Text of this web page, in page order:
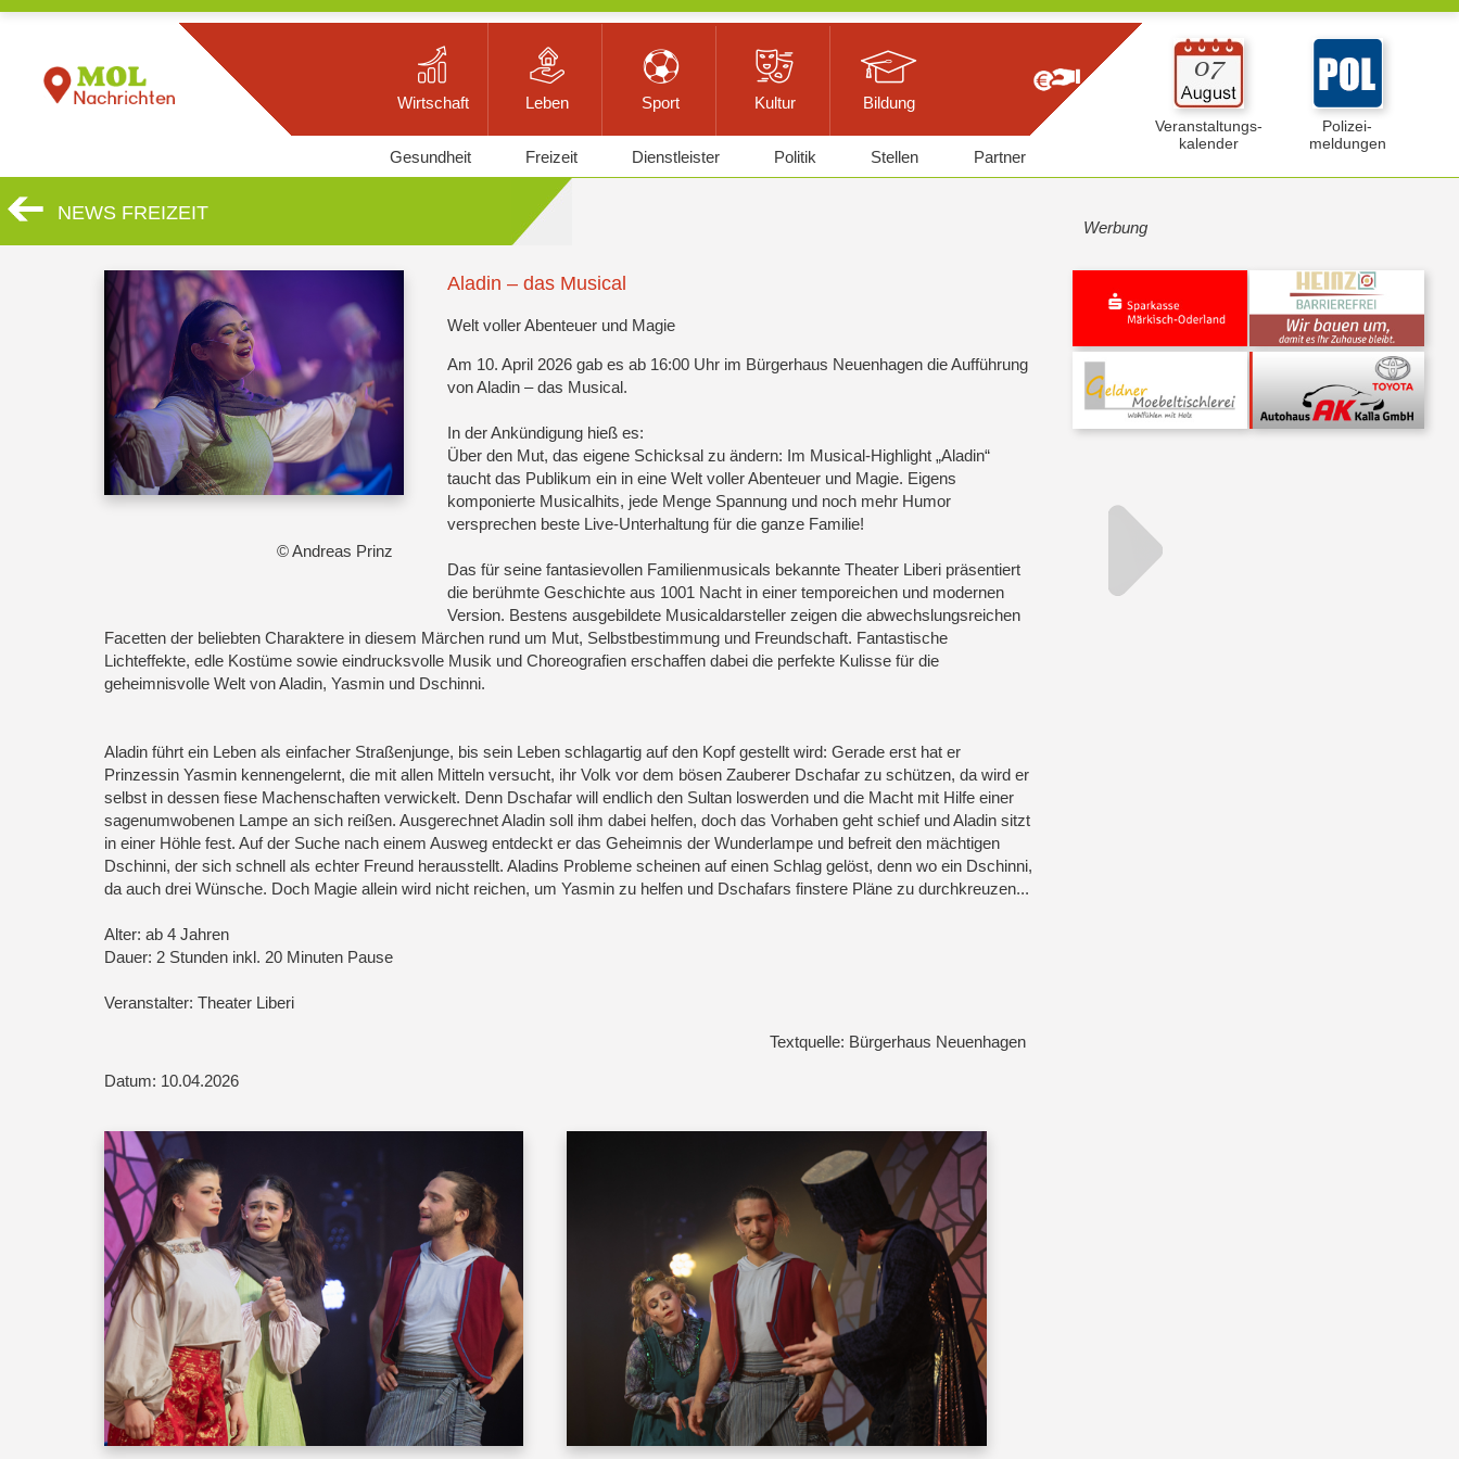
Wirtschaft Leben Sport Kultur Bildung
Veranstaltungs-
kalender
Polizei-
meldungen
Gesundheit Freizeit Dienstleister Politik Stellen Partner
NEWS FREIZEIT
© Andreas Prinz
Aladin – das Musical
Welt voller Abenteuer und Magie
Am 10. April 2026 gab es ab 16:00 Uhr im Bürgerhaus Neuenhagen die Aufführung
von Aladin – das Musical.
In der Ankündigung hieß es:
Über den Mut, das eigene Schicksal zu ändern: Im Musical-Highlight „Aladin“
taucht das Publikum ein in eine Welt voller Abenteuer und Magie. Eigens
komponierte Musicalhits, jede Menge Spannung und noch mehr Humor
versprechen beste Live-Unterhaltung für die ganze Familie!
Das für seine fantasievollen Familienmusicals bekannte Theater Liberi präsentiert
die berühmte Geschichte aus 1001 Nacht in einer temporeichen und modernen
Version. Bestens ausgebildete Musicaldarsteller zeigen die abwechslungsreichen
Facetten der beliebten Charaktere in diesem Märchen rund um Mut, Selbstbestimmung und Freundschaft. Fantastische
Lichteffekte, edle Kostüme sowie eindrucksvolle Musik und Choreografien erschaffen dabei die perfekte Kulisse für die
geheimnisvolle Welt von Aladin, Yasmin und Dschinni.
Aladin führt ein Leben als einfacher Straßenjunge, bis sein Leben schlagartig auf den Kopf gestellt wird: Gerade erst hat er
Prinzessin Yasmin kennengelernt, die mit allen Mitteln versucht, ihr Volk vor dem bösen Zauberer Dschafar zu schützen, da wird er
selbst in dessen fiese Machenschaften verwickelt. Denn Dschafar will endlich den Sultan loswerden und die Macht mit Hilfe einer
sagenumwobenen Lampe an sich reißen. Ausgerechnet Aladin soll ihm dabei helfen, doch das Vorhaben geht schief und Aladin sitzt
in einer Höhle fest. Auf der Suche nach einem Ausweg entdeckt er das Geheimnis der Wunderlampe und befreit den mächtigen
Dschinni, der sich schnell als echter Freund herausstellt. Aladins Probleme scheinen auf einen Schlag gelöst, denn wo ein Dschinni,
da auch drei Wünsche. Doch Magie allein wird nicht reichen, um Yasmin zu helfen und Dschafars finstere Pläne zu durchkreuzen...
Alter: ab 4 Jahren
Dauer: 2 Stunden inkl. 20 Minuten Pause
Veranstalter: Theater Liberi
Textquelle: Bürgerhaus Neuenhagen
Datum: 10.04.2026
Werbung